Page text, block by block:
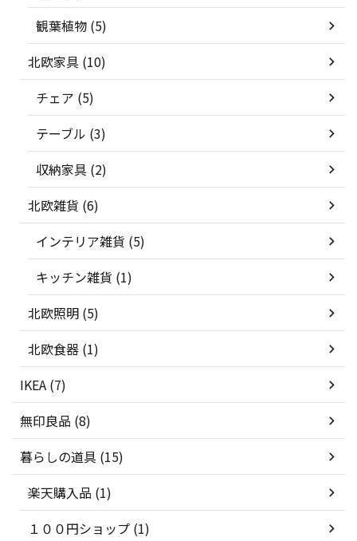
観葉植物 (5)
北欧家具 (10)
チェア (5)
テーブル (3)
収納家具 (2)
北欧雑貨 (6)
インテリア雑貨 (5)
キッチン雑貨 (1)
北欧照明 (5)
北欧食器 (1)
IKEA (7)
無印良品 (8)
暮らしの道具 (15)
楽天購入品 (1)
１００円ショップ (1)